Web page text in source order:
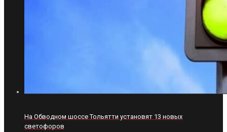
На Обводном шоссе Тольятти установят 13 новых
светофоров